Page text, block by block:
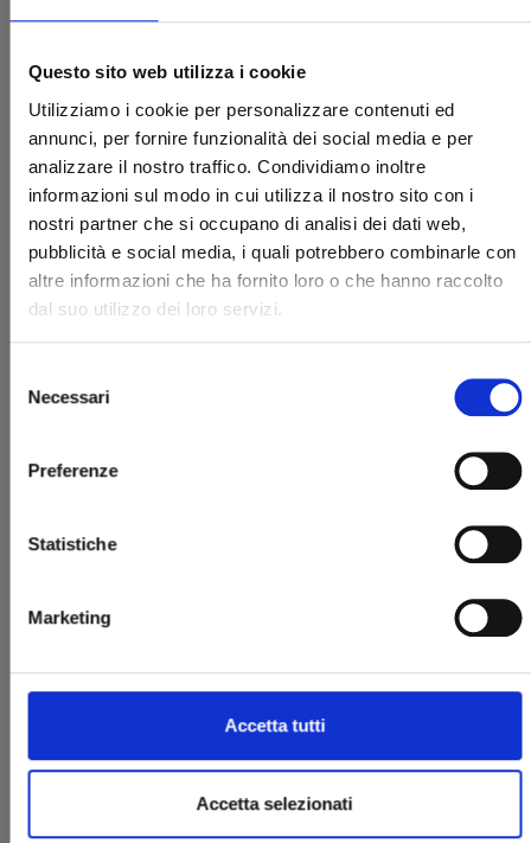
Questo sito web utilizza i cookie
Utilizziamo i cookie per personalizzare contenuti ed
annunci, per fornire funzionalità dei social media e per
analizzare il nostro traffico. Condividiamo inoltre
informazioni sul modo in cui utilizza il nostro sito con i
nostri partner che si occupano di analisi dei dati web,
pubblicità e social media, i quali potrebbero combinarle con
altre informazioni che ha fornito loro o che hanno raccolto
dal suo utilizzo dei loro servizi.
delNecessari
Preferenze
Statistiche
Marketing
Accetta tutti
Accetta selezionati